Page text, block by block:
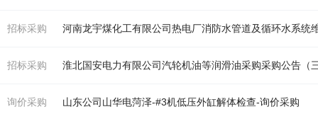
招标采购 河南龙宇煤化工有限公司热电厂消防水管道及循环水系统
招标采购 淮北国安电力有限公司汽轮机油等润滑油采购采购公告（
询价采购 山东公司山华电菏泽-#3机低压外缸解体检查-询价采购